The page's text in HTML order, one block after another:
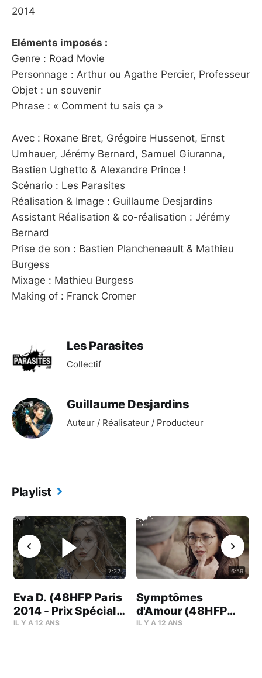
2014
Eléments imposés :
Genre : Road Movie
Personnage : Arthur ou Agathe Percier, Professeur
Objet : un souvenir
Phrase : « Comment tu sais ça »
Avec : Roxane Bret, Grégoire Hussenot, Ernst
Umhauer, Jérémy Bernard, Samuel Giuranna,
Bastien Ughetto & Alexandre Prince !
Scénario : Les Parasites
Réalisation & Image : Guillaume Desjardins
Assistant Réalisation & co-réalisation : Jérémy
Bernard
Prise de son : Bastien Plancheneault & Mathieu
Burgess
Mixage : Mathieu Burgess
Making of : Franck Cromer
Les Parasites
Collectif
Guillaume Desjardins
Auteur / Réalisateur / Producteur
Playlist
7:22
Eva D. (48HFP Paris
2014 - Prix Spécial
du Jury)
IL Y A 12 ANS
6:59
Symptômes
d'Amour (48HFP
Montpellier 2014 -
IL Y A 12 ANS